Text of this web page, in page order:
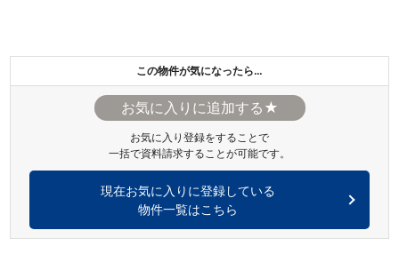
この物件が気になったら…
★
お気に入り登録をすることで
一括で資料請求することが可能です。
現在お気に入りに登録している
物件一覧はこちら